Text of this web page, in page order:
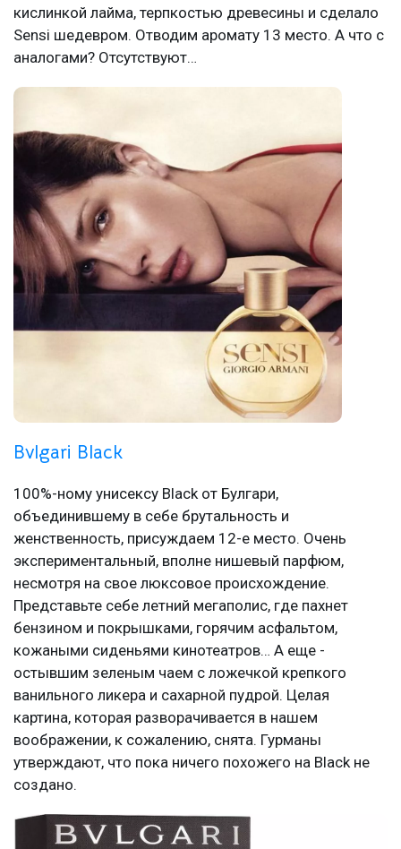
кислинкой лайма, терпкостью древесины и сделало
Sensi шедевром. Отводим аромату 13 место. А что с
аналогами? Отсутствуют…
Bvlgari Black
100%-ному унисексу Black от Булгари,
объединившему в себе брутальность и
женственность, присуждаем 12-е место. Очень
экспериментальный, вполне нишевый парфюм,
несмотря на свое люксовое происхождение.
Представьте себе летний мегаполис, где пахнет
бензином и покрышками, горячим асфальтом,
кожаными сиденьями кинотеатров… А еще -
остывшим зеленым чаем с ложечкой крепкого
ванильного ликера и сахарной пудрой. Целая
картина, которая разворачивается в нашем
воображении, к сожалению, снята. Гурманы
утверждают, что пока ничего похожего на Black не
создано.